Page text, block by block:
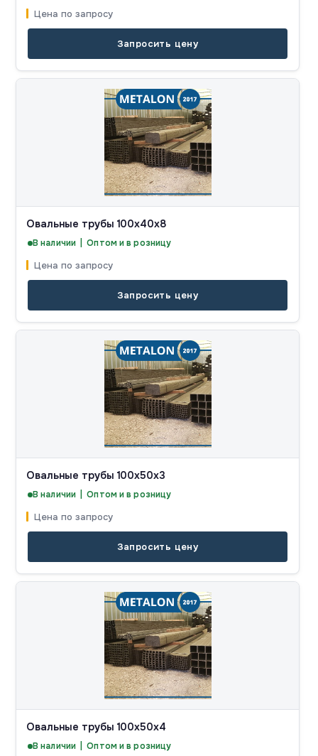
Цена по запросу
Запросить цену
Овальные трубы 100x40x8
В наличии | Оптом и в розницу
Цена по запросу
Запросить цену
Овальные трубы 100x50x3
В наличии | Оптом и в розницу
Цена по запросу
Запросить цену
Овальные трубы 100x50x4
В наличии | Оптом и в розницу